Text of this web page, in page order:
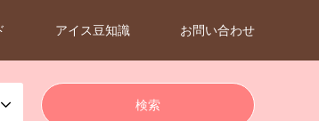
アイス豆知識 お問い合わせ